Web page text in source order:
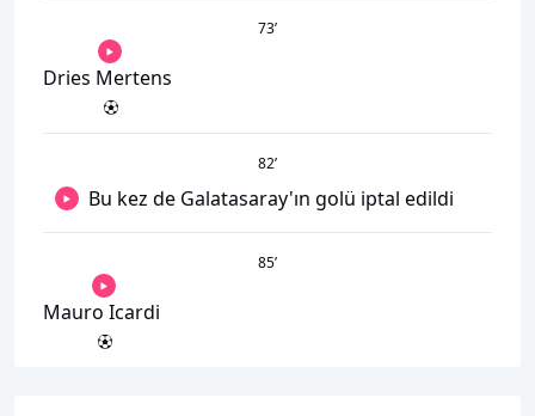
73’
Dries Mertens
82’
Bu kez de Galatasaray'ın golü iptal edildi
85’
Mauro Icardi